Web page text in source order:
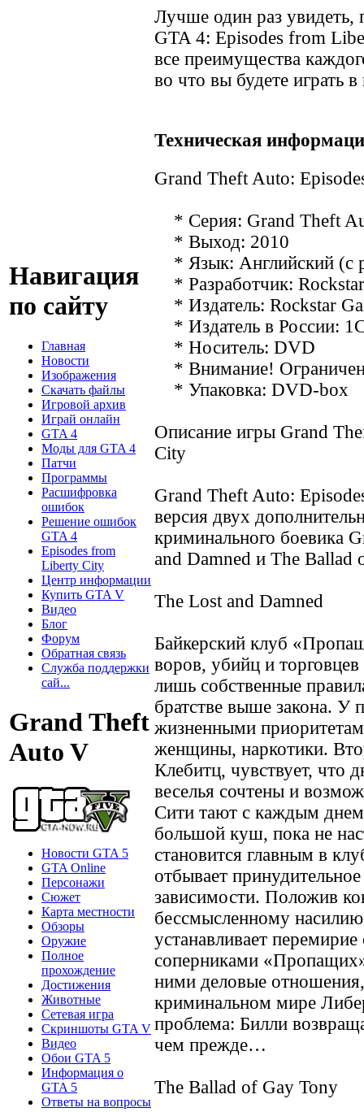
Навигация
по сайту
Главная
Новости
Изображения
Скачать файлы
Игровой архив
Играй онлайн
GTA 4
Моды для GTA 4
Патчи
Программы
Расшифровка
ошибок
Решение ошибок
GTA 4
Episodes from
Liberty City
Центр информации
Купить GTA V
Видео
Блог
Форум
Обратная связь
Служба поддержки
сай...
Grand Theft
Auto V
Новости GTA 5
GTA Online
Персонажи
Сюжет
Карта местности
Обзоры
Оружие
Полное
прохождение
Достижения
Животные
Сетевая игра
Скриншоты GTA V
Видео
Обои GTA 5
Информация о
GTA 5
Ответы на вопросы
Лучше один раз увидеть,
GTA 4: Episodes from
все преимущества
во что вы будете играть
Техническая
Grand Theft Auto:
* Серия: Grand Theft
* Выход: 2010
* Язык: Английский (с
* Разработчик:
* Издатель: Rockstar
* Издатель в России:
* Носитель: DVD
* Внимание!
* Упаковка: DVD-box
Описание игры Grand
City
Grand Theft Auto:
версия двух
криминального боевика
and Damned и The Ballad
The Lost and Damned
Байкерский клуб
воров, убийц и
лишь собственные
братстве выше закона. У
жизненными
женщины, наркотики.
Клебитц, чувствует, что
веселья сочтены и
Сити тают с каждым
большой куш, пока не
становится главным в
отбывает
зависимости. Положив
бессмысленному
устанавливает
соперниками
ними деловые
криминальном мире
проблема: Билли
чем прежде…
The Ballad of Gay Tony